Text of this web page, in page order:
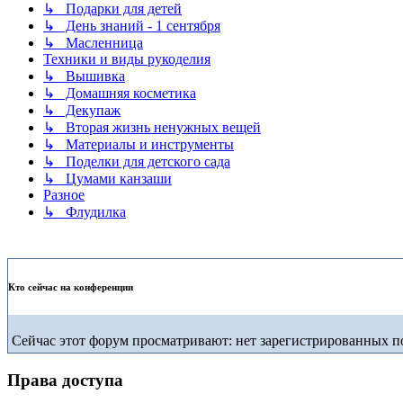
↳ Подарки для детей
↳ День знаний - 1 сентября
↳ Масленница
Техники и виды рукоделия
↳ Вышивка
↳ Домашняя косметика
↳ Декупаж
↳ Вторая жизнь ненужных вещей
↳ Материалы и инструменты
↳ Поделки для детского сада
↳ Цумами канзаши
Разное
↳ Флудилка
Кто сейчас на конференции
Сейчас этот форум просматривают: нет зарегистрированных
Права доступа